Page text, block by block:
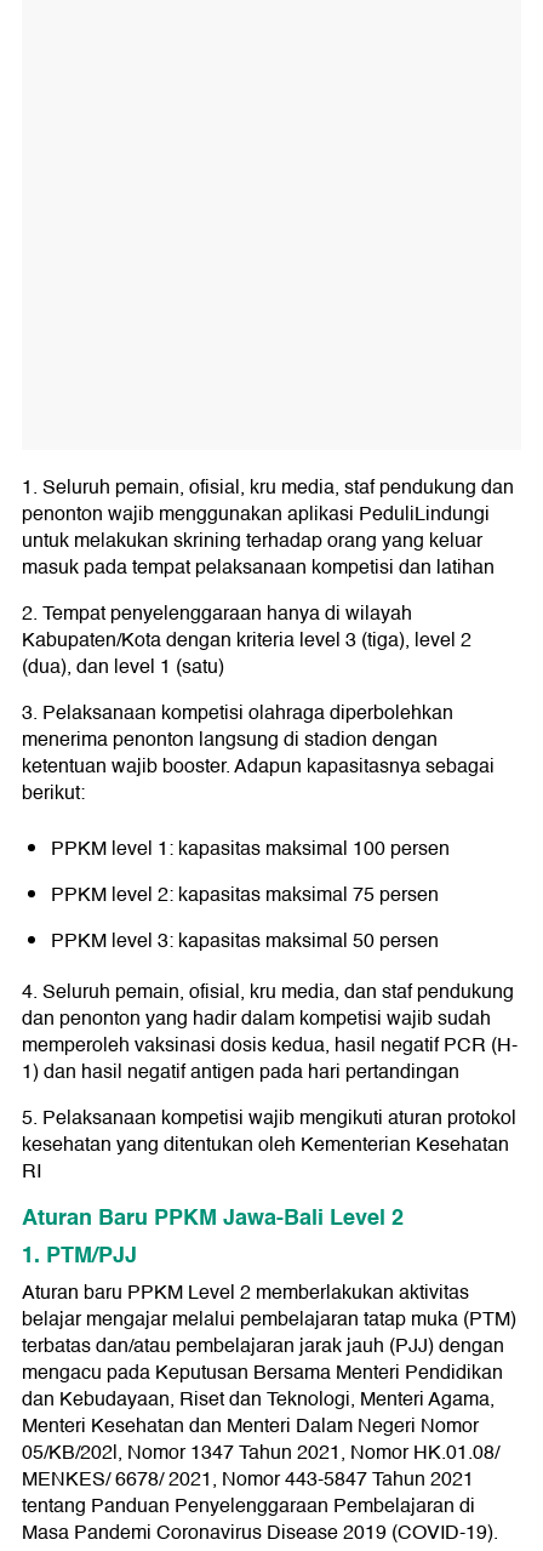
1. Seluruh pemain, ofisial, kru media, staf pendukung dan
penonton wajib menggunakan aplikasi PeduliLindungi
untuk melakukan skrining terhadap orang yang keluar
masuk pada tempat pelaksanaan kompetisi dan latihan
2. Tempat penyelenggaraan hanya di wilayah
Kabupaten/Kota dengan kriteria level 3 (tiga), level 2
(dua), dan level 1 (satu)
3. Pelaksanaan kompetisi olahraga diperbolehkan
menerima penonton langsung di stadion dengan
ketentuan wajib booster. Adapun kapasitasnya sebagai
berikut:
PPKM level 1: kapasitas maksimal 100 persen
PPKM level 2: kapasitas maksimal 75 persen
PPKM level 3: kapasitas maksimal 50 persen
4. Seluruh pemain, ofisial, kru media, dan staf pendukung
dan penonton yang hadir dalam kompetisi wajib sudah
memperoleh vaksinasi dosis kedua, hasil negatif PCR (H-
1) dan hasil negatif antigen pada hari pertandingan
5. Pelaksanaan kompetisi wajib mengikuti aturan protokol
kesehatan yang ditentukan oleh Kementerian Kesehatan
RI
Aturan Baru PPKM Jawa-Bali Level 2
1. PTM/PJJ
Aturan baru PPKM Level 2 memberlakukan aktivitas
belajar mengajar melalui pembelajaran tatap muka (PTM)
terbatas dan/atau pembelajaran jarak jauh (PJJ) dengan
mengacu pada Keputusan Bersama Menteri Pendidikan
dan Kebudayaan, Riset dan Teknologi, Menteri Agama,
Menteri Kesehatan dan Menteri Dalam Negeri Nomor
05/KB/202l, Nomor 1347 Tahun 2021, Nomor HK.01.08/
MENKES/ 6678/ 2021, Nomor 443-5847 Tahun 2021
tentang Panduan Penyelenggaraan Pembelajaran di
Masa Pandemi Coronavirus Disease 2019 (COVID-19).